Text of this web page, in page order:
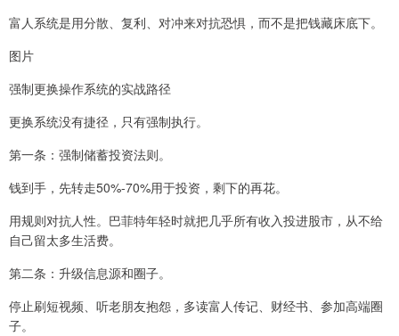
富人系统是用分散、复利、对冲来对抗恐惧，而不是把钱藏床底下。
图片
强制更换操作系统的实战路径
更换系统没有捷径，只有强制执行。
第一条：强制储蓄投资法则。
钱到手，先转走50%-70%用于投资，剩下的再花。
用规则对抗人性。巴菲特年轻时就把几乎所有收入投进股市，从不给
自己留太多生活费。
第二条：升级信息源和圈子。
停止刷短视频、听老朋友抱怨，多读富人传记、财经书、参加高端圈
子。